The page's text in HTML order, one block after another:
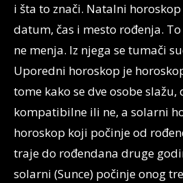
i šta to znači. Natalni
datum, čas i mesto rođenja.
ne menja. Iz njega se tumači
Uporedni horoskop je
tome kako se dve osobe slažu,
kompatibilne ili ne, a solarni
horoskop koji počinje od
traje do rođendana druge
solarni (Sunce) počinje onog